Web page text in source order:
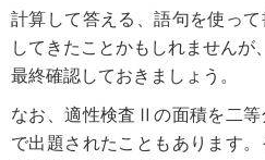
計算して答える、語句を使っ
してきたことかもしれません
最終確認しておきましょう。
なお、適性検査Ⅱの面積を二
で出題されたこともあります